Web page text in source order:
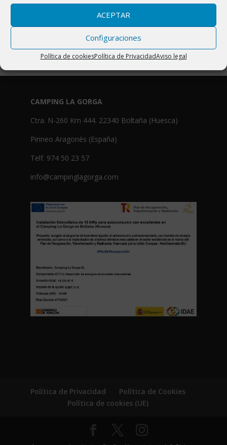
ACEPTAR
Configuraciones
Política de cookiesPolítica de PrivacidadAviso legal
CAMPING LA GORGA
Ctra. N-260 Km 444. 22340 Boltaña (Huesca)
Pirineo Aragonés (España)
Telf. 974 50 23 57
info@campinglagorga.com
Política de Privacidad
Política de Cookies
Política de cookies (UE)